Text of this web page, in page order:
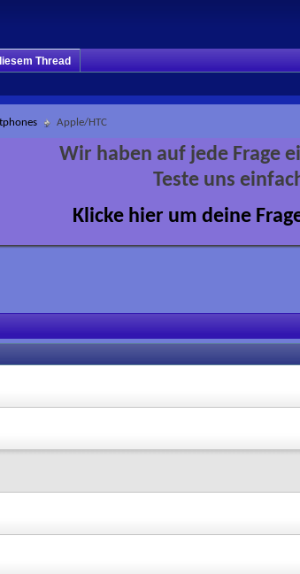
Thread
Apple/HTC
Wir haben auf jede Frage
Teste uns
Klicke hier um deine